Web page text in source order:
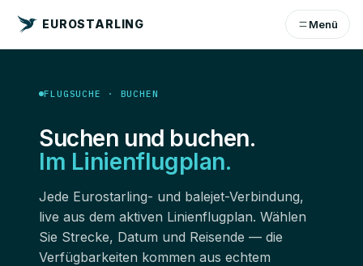
EUROSTARLING Menü
FLUGSUCHE · BUCHEN
Suchen und buchen.
Im Linienflugplan.
Jede Eurostarling- und balejet-Verbindung,
live aus dem aktiven Linienflugplan. Wählen
Sie Strecke, Datum und Reisende — die
Verfügbarkeiten kommen aus echtem